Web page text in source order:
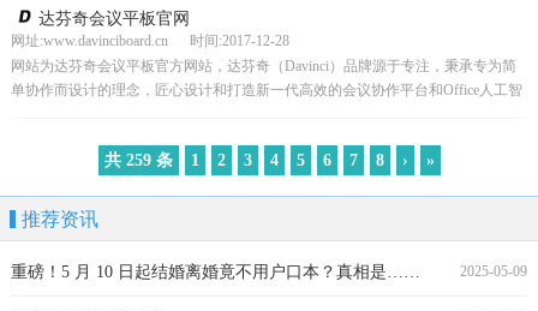
达芬奇会议平板官网
网址:www.davinciboard.cn 时间:2017-12-28
网站为达芬奇会议平板官方网站，达芬奇（Davinci）品牌源于专注，秉承专为简
单协作而设计的理念，匠心设计和打造新一代高效的会议协作平台和Office人工智
共 259 条 1 2 3 4 5 6 7 8 › »
推荐资讯
2025-05-09
重磅！5 月 10 日起结婚离婚竟不用户口本？真相是……